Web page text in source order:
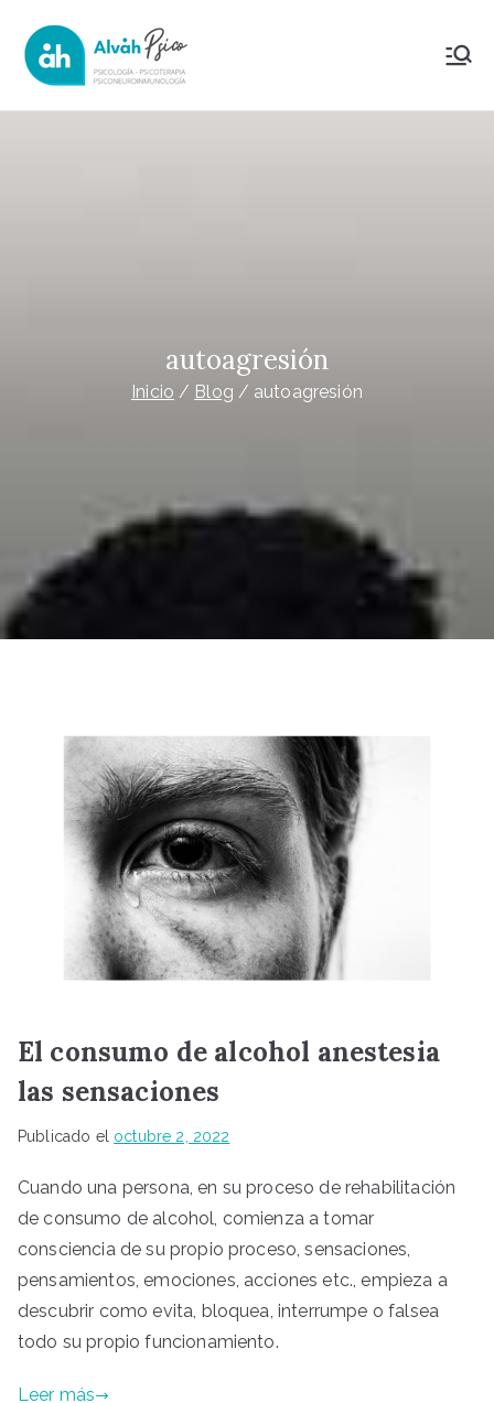
contenido
autoagresión
Inicio Blog autoagresión
El consumo de alcohol anestesia
las sensaciones
Publicado el octubre 2, 2022
Cuando una persona, en su proceso de rehabilitación
de consumo de alcohol, comienza a tomar
consciencia de su propio proceso, sensaciones,
pensamientos, emociones, acciones etc., empieza a
descubrir como evita, bloquea, interrumpe o falsea
todo su propio funcionamiento.
Leer más